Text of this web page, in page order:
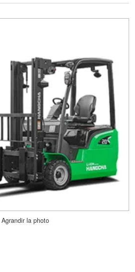
Agrandir la photo